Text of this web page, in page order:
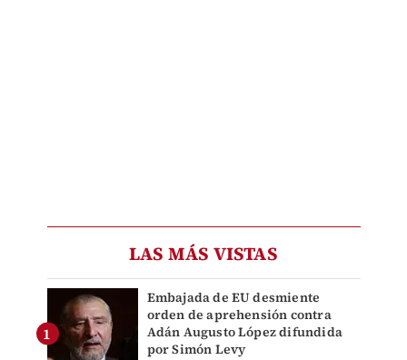
LAS MÁS VISTAS
Embajada de EU desmiente
orden de aprehensión contra
Adán Augusto López difundida
por Simón Levy